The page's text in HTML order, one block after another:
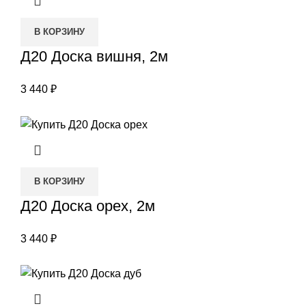
В КОРЗИНУ
Д20 Доска вишня, 2м
3 440 ₽
В КОРЗИНУ
Д20 Доска орех, 2м
3 440 ₽